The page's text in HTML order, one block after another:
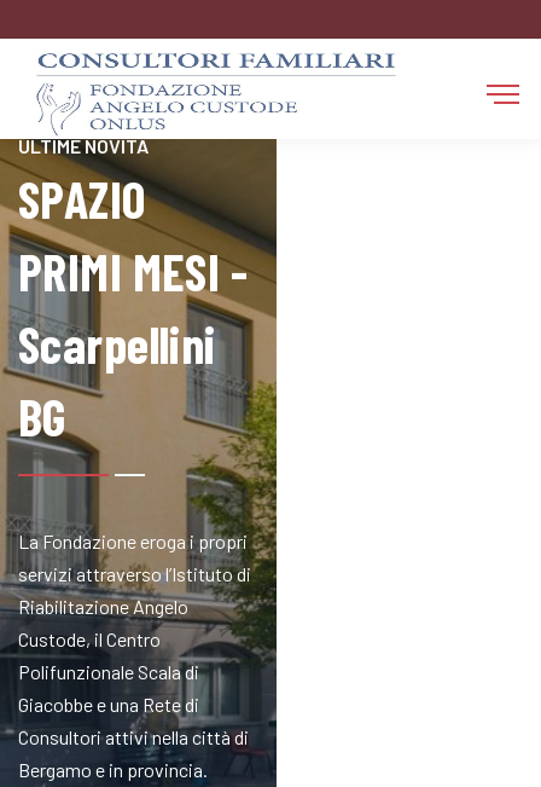
RESTA AGGIORNATO SULLE
ULTIME NOVITÀ
SPAZIO
PRIMI MESI -
Scarpellini
BG
La Fondazione eroga i propri
servizi attraverso l’Istituto di
Riabilitazione Angelo
Custode, il Centro
Polifunzionale Scala di
Giacobbe e una Rete di
Consultori attivi nella città di
Bergamo e in provincia.